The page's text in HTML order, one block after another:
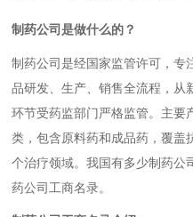
制药公司是做什么的？
制药公司是‌经国家监管许可，专
品研发、生产、销售全流程，从
环节受药监部门严格监管。主要
类，包含原料药和成品药，覆盖
个治疗领域。我国有多少制药公
药公司工商名录。